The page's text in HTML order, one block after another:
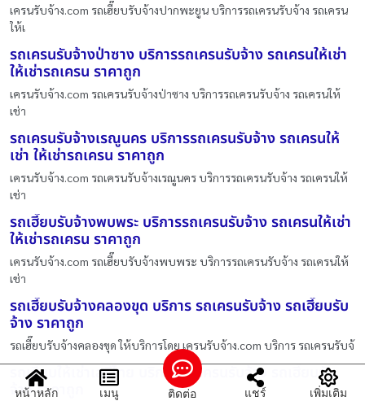
เครนรับจ้าง.com รถเฮี๊ยบรับจ้างปากพะยูน บริการรถเครนรับจ้าง รถเครน
ให้เ
รถเครนรับจ้างป่าซาง บริการรถเครนรับจ้าง รถเครนให้เช่า
ให้เช่ารถเครน ราคาถูก
เครนรับจ้าง.com รถเครนรับจ้างป่าซาง บริการรถเครนรับจ้าง รถเครนให้
เช่า
รถเครนรับจ้างเรณูนคร บริการรถเครนรับจ้าง รถเครนให้
เช่า ให้เช่ารถเครน ราคาถูก
เครนรับจ้าง.com รถเครนรับจ้างเรณูนคร บริการรถเครนรับจ้าง รถเครนให้
เช่า
รถเฮี๊ยบรับจ้างพบพระ บริการรถเครนรับจ้าง รถเครนให้เช่า
ให้เช่ารถเครน ราคาถูก
เครนรับจ้าง.com รถเฮี๊ยบรับจ้างพบพระ บริการรถเครนรับจ้าง รถเครนให้
เช่า
รถเฮี๊ยบรับจ้างคลองขุด บริการ รถเครนรับจ้าง รถเฮี๊ยบรับ
จ้าง ราคาถูก
รถเฮี๊ยบรับจ้างคลองขุด ให้บริการโดย เครนรับจ้าง.com บริการ รถเครนรับจ้
รถเฮี๊ยบให้เช่าเสรีไทย บริการ รถเครนรับจ้าง รถเฮี๊ยบรับ
จ้าง ราคาถูก
หน้าหลัก เมนู ติดต่อ แชร์ เพิ่มเติม